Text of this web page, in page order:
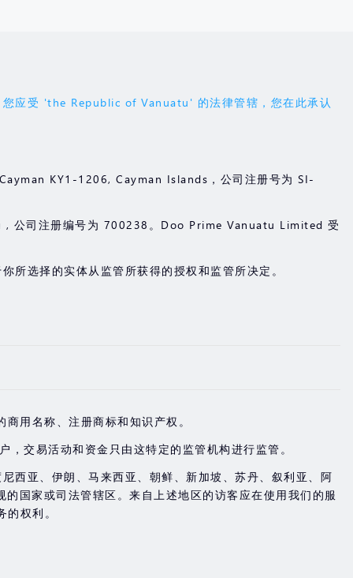
您应受 'the Republic of Vanuatu' 的法律管辖，您在此承认
KY1-1206, Cayman Islands，公司注册号为 SI-
公司注册编号为 700238。Doo Prime Vanuatu Limited 受
所选择的实体从监管所获得的授权和监管所决定。
名称、注册商标和知识产权。
交易活动和资金只由这特定的监管机构进行监管。
西亚、伊朗、马来西亚、朝鲜、新加坡、苏丹、叙利亚、阿
国家或司法管辖区。来自上述地区的访客应在使用我们的服
权利。